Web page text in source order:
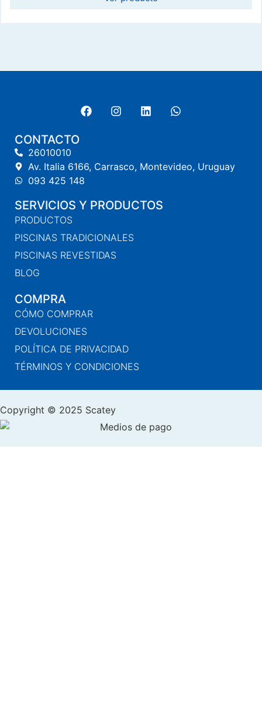
CONTACTO
26010010
Av. Italia 6166, Carrasco, Montevideo, Uruguay
093 425 148
SERVICIOS Y PRODUCTOS
PRODUCTOS
PISCINAS TRADICIONALES
PISCINAS REVESTIDAS
BLOG
COMPRA
CÓMO COMPRAR
DEVOLUCIONES
POLÍTICA DE PRIVACIDAD
TÉRMINOS Y CONDICIONES
Copyright © 2025 Scatey